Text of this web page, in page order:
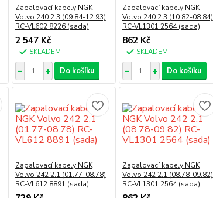
Zapalovací kabely NGK
Volvo 240 2.3 (09.84-12.93)
RC-VL602 8226 (sada)
2 547 Kč
SKLADEM
Do košíku
Zapalovací kabely NGK
Volvo 240 2.3 (10.82-08.84)
RC-VL1301 2564 (sada)
862 Kč
SKLADEM
Do košíku
Zapalovací kabely NGK
Volvo 242 2.1 (01.77-08.78)
RC-VL612 8891 (sada)
Zapalovací kabely NGK
Volvo 242 2.1 (08.78-09.82)
RC-VL1301 2564 (sada)